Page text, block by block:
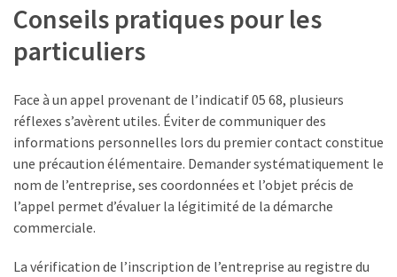
Conseils pratiques pour les
particuliers
Face à un appel provenant de l’indicatif 05 68, plusieurs
réflexes s’avèrent utiles. Éviter de communiquer des
informations personnelles lors du premier contact constitue
une précaution élémentaire. Demander systématiquement le
nom de l’entreprise, ses coordonnées et l’objet précis de
l’appel permet d’évaluer la légitimité de la démarche
commerciale.
La vérification de l’inscription de l’entreprise au registre du